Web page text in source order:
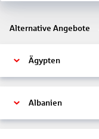
Alternative Angebote
Ägypten
Albanien